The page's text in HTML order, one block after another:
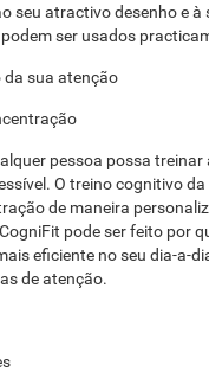
seu atractivo desenho e
ser usados
da sua atenção
pessoa possa
O treino cognitivo
de maneira
pode ser feito por
eficiente no seu dia-a-
de atenção.